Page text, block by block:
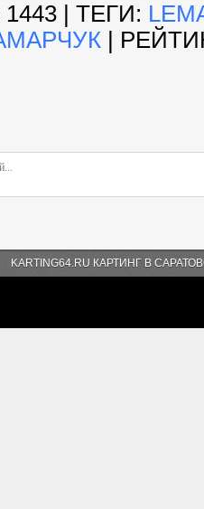
1443 | ТЕГИ:
KARTING64.RU КАРТИНГ В